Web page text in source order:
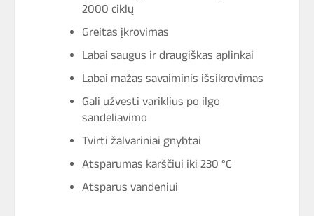
2000 ciklų
Greitas įkrovimas
Labai saugus ir draugiškas aplinkai
Labai mažas savaiminis išsikrovimas
Gali užvesti variklius po ilgo
sandėliavimo
Tvirti žalvariniai gnybtai
Atsparumas karščiui iki 230 °C
Atsparus vandeniui